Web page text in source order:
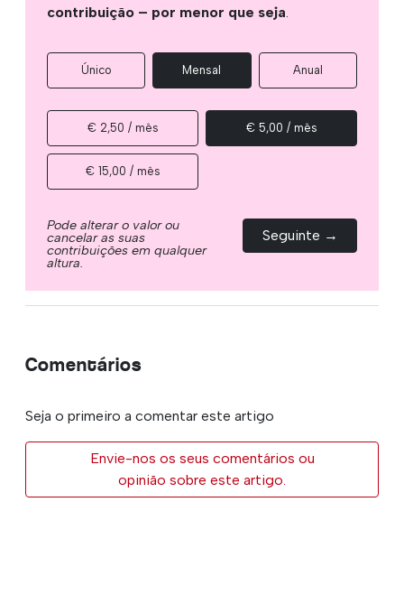
contribuição – por menor que seja.
Único Mensal Anual
€ 2,50 / mês € 5,00 / mês
€ 15,00 / mês
Pode alterar o valor ou
cancelar as suas
contribuições em qualquer
altura.
Seguinte →
Comentários
Seja o primeiro a comentar este artigo
Envie-nos os seus comentários ou
opinião sobre este artigo.